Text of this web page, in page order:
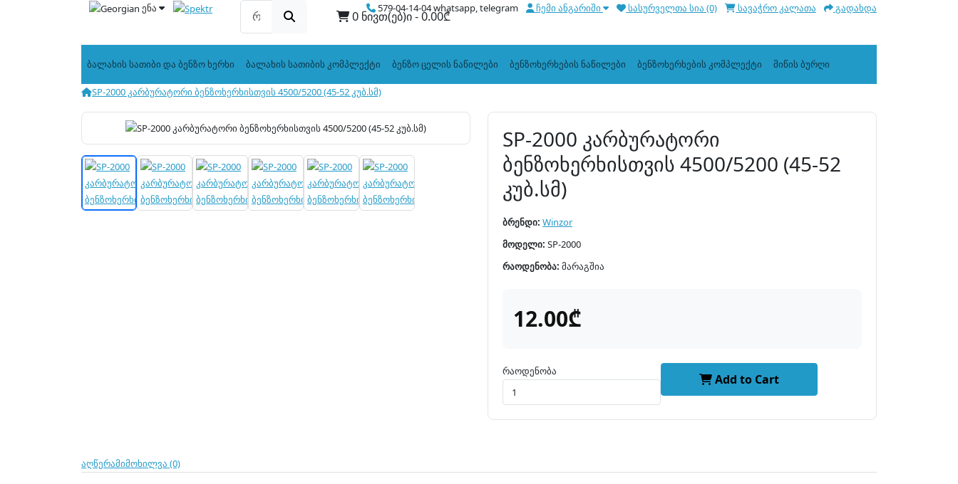
ენა 579-04-14-04 whatsapp, telegram ჩემი ანგარიში სასურველთა სია (0) სავაჭრო კალათა გადახდა
0 ნივთ(ებ)ი - 0.00₾
ბალახის სათიბი და ბენზო ხერხი ბალახის სათიბის კომპლექტი ბენზო ცელის ნაწილები ბენზოხერხების ნაწილები ბენზოხერხების კომპლექტი მიწის ბურღი
SP-2000 კარბურატორი ბენზოხერხისთვის 4500/5200 (45-52 კუბ.სმ)
SP-2000 კარბურატორი
ბენზოხერხისთვის 4500/5200 (45-52
კუბ.სმ)
ბრენდი: Winzor
მოდელი: SP-2000
რაოდენობა: მარაგშია
12.00₾
რაოდენობა
Add to Cart
აღწერამიმოხილვა (0)